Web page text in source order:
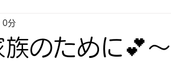
ために💕～
0分